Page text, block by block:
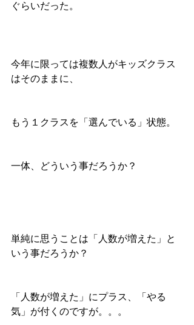
ぐらいだった。
今年に限っては複数人がキッズクラス
はそのままに、
もう１クラスを「選んでいる」状態。
一体、どういう事だろうか？
単純に思うことは「人数が増えた」と
いう事だろうか？
「人数が増えた」にプラス、「やる
気」が付くのですが。。。